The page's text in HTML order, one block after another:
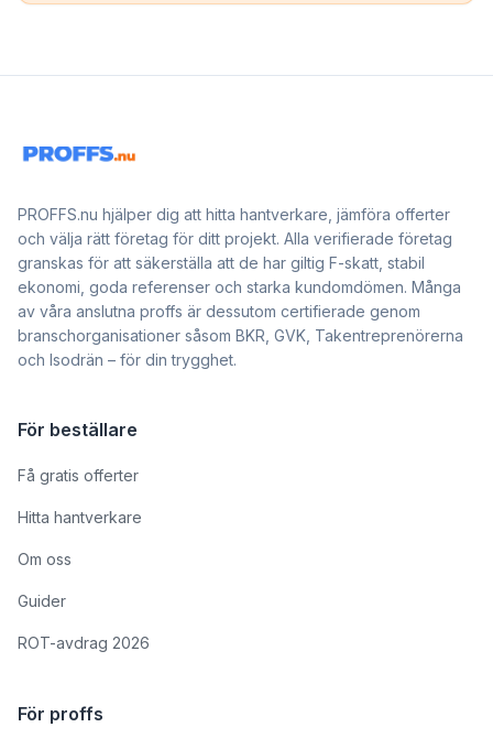
PROFFS.nu hjälper dig att hitta hantverkare, jämföra offerter
och välja rätt företag för ditt projekt. Alla verifierade företag
granskas för att säkerställa att de har giltig F-skatt, stabil
ekonomi, goda referenser och starka kundomdömen. Många
av våra anslutna proffs är dessutom certifierade genom
branschorganisationer såsom BKR, GVK, Takentreprenörerna
och Isodrän – för din trygghet.
För beställare
Få gratis offerter
Hitta hantverkare
Om oss
Guider
ROT-avdrag 2026
För proffs